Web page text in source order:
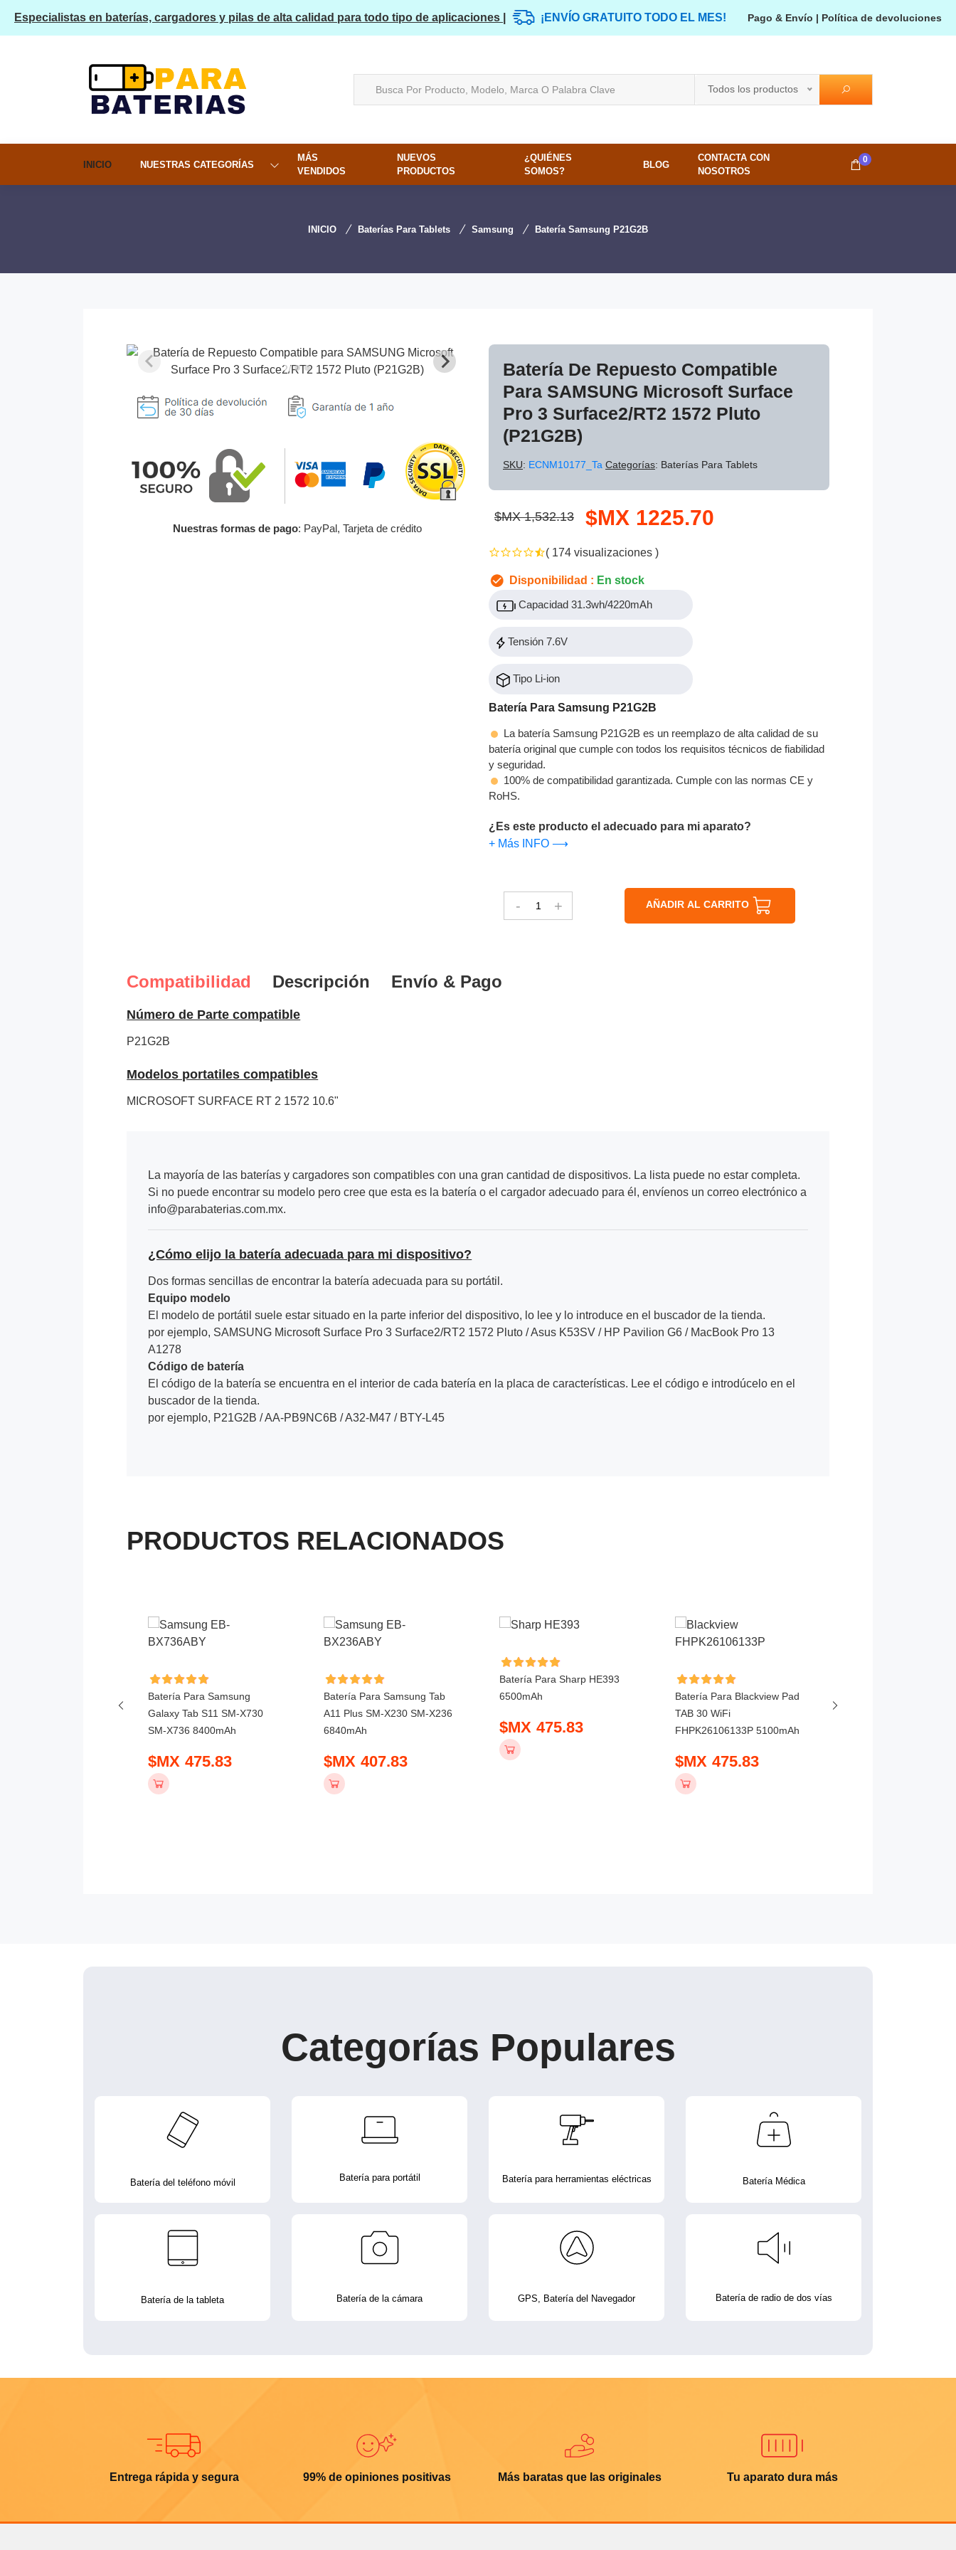
Especialistas en baterías, cargadores y pilas de alta calidad para todo tipo de aplicaciones | ¡ENVÍO GRATUITO TODO EL MES! Pago & Envío | Política de devoluciones
Todos los productos
INICIO NUESTRAS CATEGORÍAS
MÁS
VENDIDOS
NUEVOS
PRODUCTOS
¿QUIÉNES
SOMOS?
BLOG
CONTACTA CON
NOSOTROS
0
INICIO Baterías Para Tablets Samsung Batería Samsung P21G2B
Nuestras formas de pago: PayPal, Tarjeta de crédito
Batería De Repuesto Compatible
Para SAMSUNG Microsoft Surface
Pro 3 Surface2/RT2 1572 Pluto
(P21G2B)
SKU: ECNM10177_Ta Categorías: Baterías Para Tablets
$MX 1,532.13 $MX 1225.70
( 174 visualizaciones )
Disponibilidad : En stock
Capacidad 31.3wh/4220mAh
Tensión 7.6V
Tipo Li-ion
Batería Para Samsung P21G2B
La batería Samsung P21G2B es un reemplazo de alta calidad de su
batería original que cumple con todos los requisitos técnicos de fiabilidad
y seguridad.
100% de compatibilidad garantizada. Cumple con las normas CE y
RoHS.
¿Es este producto el adecuado para mi aparato?
+ Más INFO ⟶
- + AÑADIR AL CARRITO
Compatibilidad Descripción Envío & Pago
Número de Parte compatible
P21G2B
Modelos portatiles compatibles
MICROSOFT SURFACE RT 2 1572 10.6"
La mayoría de las baterías y cargadores son compatibles con una gran cantidad de dispositivos. La lista puede no estar completa.
Si no puede encontrar su modelo pero cree que esta es la batería o el cargador adecuado para él, envíenos un correo electrónico a
info@parabaterias.com.mx.
¿Cómo elijo la batería adecuada para mi dispositivo?
Dos formas sencillas de encontrar la batería adecuada para su portátil.
Equipo modelo
El modelo de portátil suele estar situado en la parte inferior del dispositivo, lo lee y lo introduce en el buscador de la tienda.
por ejemplo, SAMSUNG Microsoft Surface Pro 3 Surface2/RT2 1572 Pluto / Asus K53SV / HP Pavilion G6 / MacBook Pro 13
A1278
Código de batería
El código de la batería se encuentra en el interior de cada batería en la placa de características. Lee el código e introdúcelo en el
buscador de la tienda.
por ejemplo, P21G2B / AA-PB9NC6B / A32-M47 / BTY-L45
PRODUCTOS RELACIONADOS
Batería Para Samsung
Galaxy Tab S11 SM-X730
SM-X736 8400mAh
$MX 475.83
Batería Para Samsung Tab
A11 Plus SM-X230 SM-X236
6840mAh
$MX 407.83
Batería Para Sharp HE393
6500mAh
$MX 475.83
Batería Para Blackview Pad
TAB 30 WiFi
FHPK26106133P 5100mAh
$MX 475.83
Categorías Populares
Batería del teléfono móvil Batería para portátil Batería para herramientas eléctricas Batería Médica
Batería de la tableta Batería de la cámara GPS, Batería del Navegador Batería de radio de dos vías
Entrega rápida y segura 99% de opiniones positivas Más baratas que las originales Tu aparato dura más